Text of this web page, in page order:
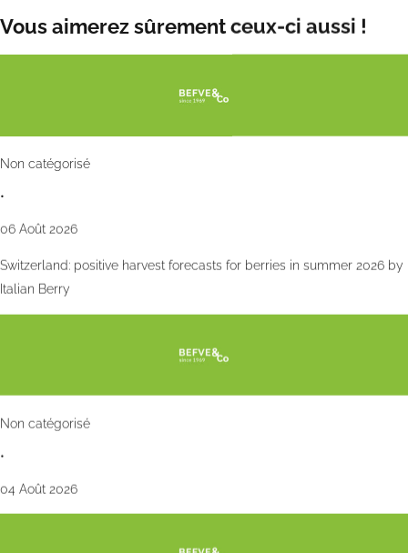
Vous aimerez sûrement ceux-ci aussi !
Non catégorisé
•
06 Août 2026
Switzerland: positive harvest forecasts for berries in summer 2026 by
Italian Berry
Non catégorisé
•
04 Août 2026